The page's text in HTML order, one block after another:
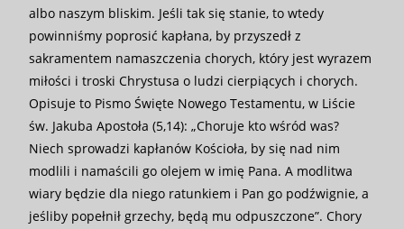
albo naszym bliskim. Jeśli tak się stanie, to wtedy
powinniśmy poprosić kapłana, by przyszedł z
sakramentem namaszczenia chorych, który jest wyrazem
miłości i troski Chrystusa o ludzi cierpiących i chorych.
Opisuje to Pismo Święte Nowego Testamentu, w Liście
św. Jakuba Apostoła (5,14): „Choruje kto wśród was?
Niech sprowadzi kapłanów Kościoła, by się nad nim
modlili i namaścili go olejem w imię Pana. A modlitwa
wiary będzie dla niego ratunkiem i Pan go podźwignie, a
jeśliby popełnił grzechy, będą mu odpuszczone”. Chory